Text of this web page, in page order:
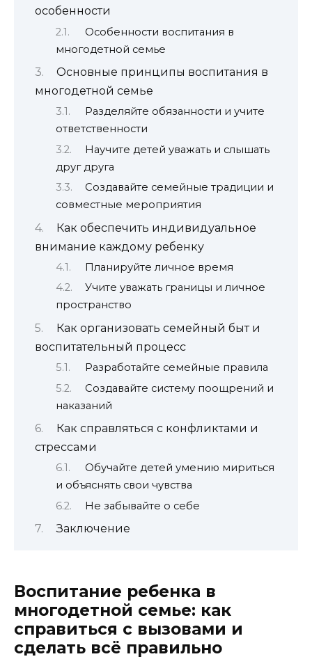
особенности
Особенности воспитания в
многодетной семье
Основные принципы воспитания в
многодетной семье
Разделяйте обязанности и учите
ответственности
Научите детей уважать и слышать
друг друга
Создавайте семейные традиции и
совместные мероприятия
Как обеспечить индивидуальное
внимание каждому ребенку
Планируйте личное время
Учите уважать границы и личное
пространство
Как организовать семейный быт и
воспитательный процесс
Разработайте семейные правила
Создавайте систему поощрений и
наказаний
Как справляться с конфликтами и
стрессами
Обучайте детей умению мириться
и объяснять свои чувства
Не забывайте о себе
Заключение
Воспитание ребенка в
многодетной семье: как
справиться с вызовами и
сделать всё правильно